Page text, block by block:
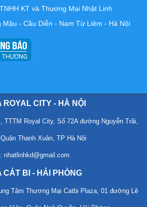
KT và Thương Mại Nhật Linh
Mậu - Cầu Diễn - Nam Từ Liêm - Hà Nội
CITY - HÀ NỘI
TTTM Royal City, Số 72A đường Nguyễn Trãi,
Thanh Xuân, TP Hà Nội
nhatlinhkd@gmail.com
CÁT BI - HẢI PHÒNG
Tâm Thương Mại Catbi Plaza, 01 đường Lê